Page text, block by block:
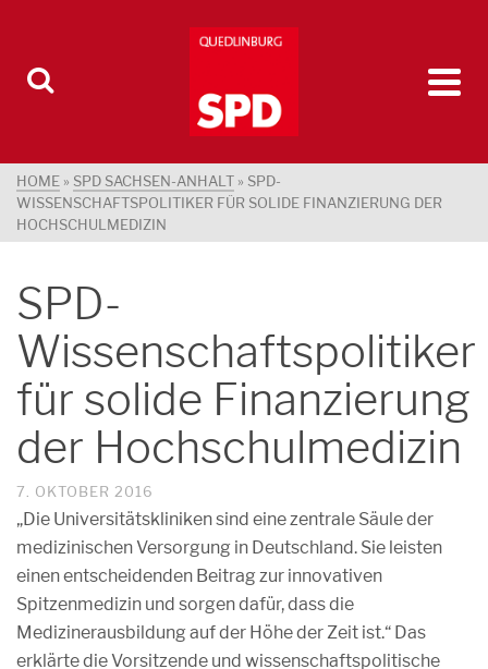
HOME » SPD SACHSEN-ANHALT » SPD-
WISSENSCHAFTSPOLITIKER FÜR SOLIDE FINANZIERUNG DER
HOCHSCHULMEDIZIN
SPD-
Wissenschaftspolitiker
für solide Finanzierung
der Hochschulmedizin
7. OKTOBER 2016
„Die Universitätskliniken sind eine zentrale Säule der
medizinischen Versorgung in Deutschland. Sie leisten
einen entscheidenden Beitrag zur innovativen
Spitzenmedizin und sorgen dafür, dass die
Medizinerausbildung auf der Höhe der Zeit ist.“ Das
erklärte die Vorsitzende und wissenschaftspolitische